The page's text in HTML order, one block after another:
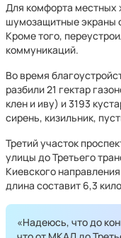
Для комфорта местных
шумозащитные экраны
Кроме того,
коммуникаций.
Во время
разбили 21 гектар
клен и иву) и 3193
сирень, кизильник,
Третий участок
улицы до Третьего
Киевского
длина составит 6,3
«Надеюсь, что до